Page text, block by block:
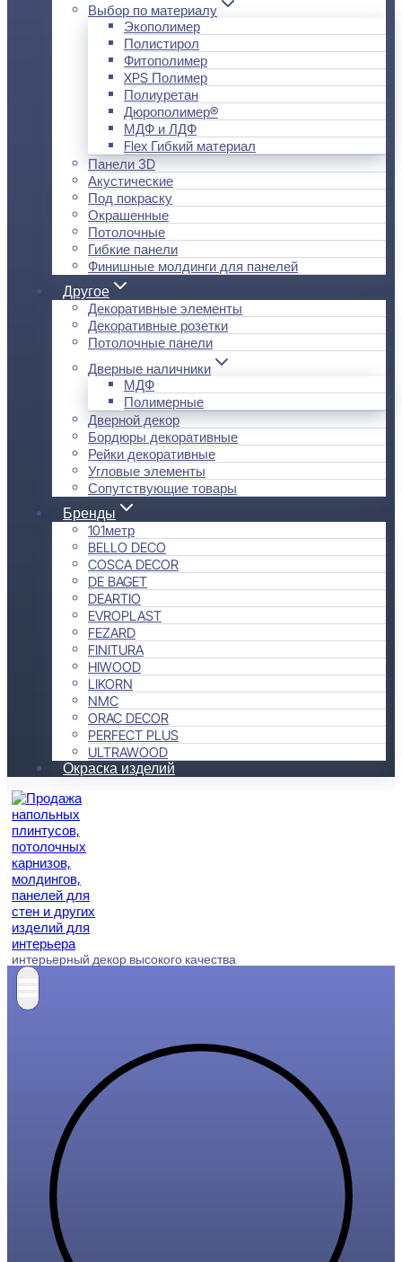
Выбор по материалу
Экополимер
Полистирол
Фитополимер
XPS Полимер
Полиуретан
Дюрополимер®
МДФ и ЛДФ
Flex Гибкий материал
Панели 3D
Акустические
Под покраску
Окрашенные
Потолочные
Гибкие панели
Финишные молдинги для панелей
Другое
Декоративные элементы
Декоративные розетки
Потолочные панели
Дверные наличники
МДФ
Полимерные
Дверной декор
Бордюры декоративные
Рейки декоративные
Угловые элементы
Сопутствующие товары
Бренды
101метр
BELLO DECO
COSCA DECOR
DE BAGET
DEARTIO
EVROPLAST
FEZARD
FINITURA
HIWOOD
LIKORN
NMC
ORAC DECOR
PERFECT PLUS
ULTRAWOOD
Окраска изделий
интерьерный декор высокого качества